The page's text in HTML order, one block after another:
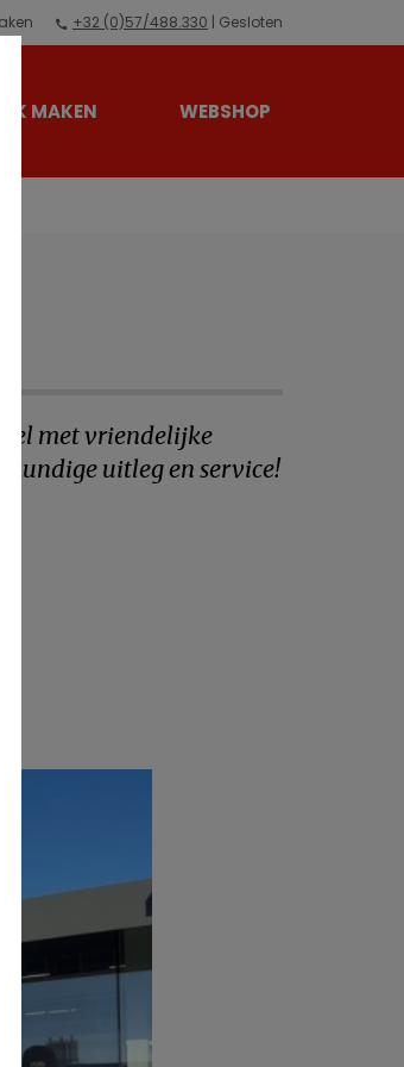
+32 (0)57/488.330 | Gesloten
MAKEN WEBSHOP
met vriendelijke
uitleg en service!